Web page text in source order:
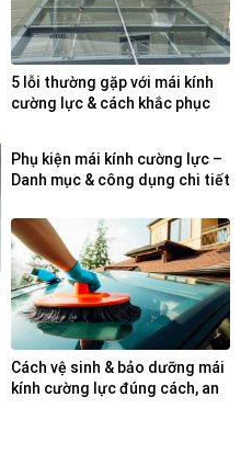
5 lỗi thường gặp với mái kính
cường lực & cách khắc phục
Phụ kiện mái kính cường lực –
Danh mục & công dụng chi tiết
Cách vệ sinh & bảo dưỡng mái
kính cường lực đúng cách, an